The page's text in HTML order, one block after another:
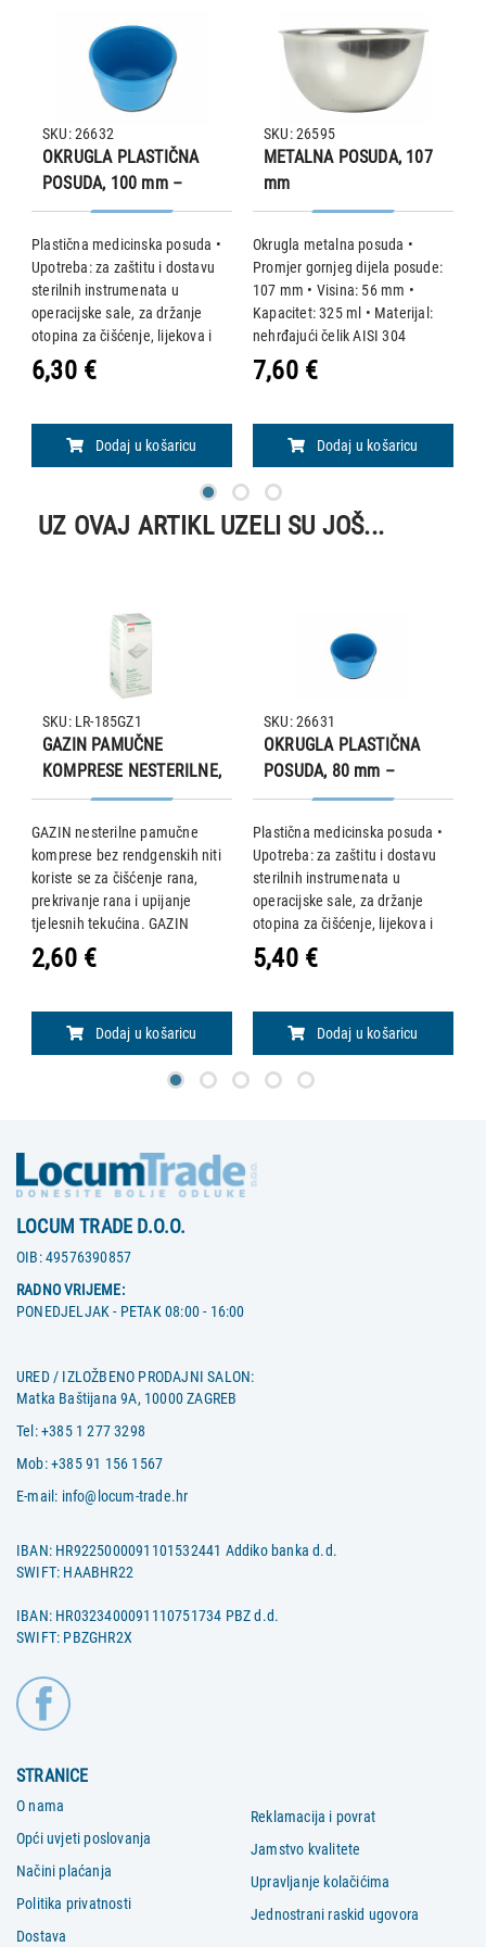
OKRUGLA PLASTIČNA
POSUDA, 100 mm –
GRADUIRANA 300 ml
Plastična medicinska posuda •
Upotreba: za zaštitu i dostavu
sterilnih instrumenata u
operacijske sale, za držanje
otopina za čišćenje, lijekova i
tekućina 4 dobra razloga za
odabir plastičnih medicinskih
posuda o
SKU: 26632
6,30 €
Dodaj u košaricu
METALNA POSUDA, 107
mm
Okrugla metalna posuda •
Promjer gornjeg dijela posude:
107 mm • Visina: 56 mm •
Kapacitet: 325 ml • Materijal:
nehrđajući čelik AISI 304
Mogućnost sterilizacije u
autoklavu na 121 °C.
SKU: 26595
7,60 €
Dodaj u košaricu
UZ OVAJ ARTIKL UZELI SU JOŠ...
GAZIN PAMUČNE
KOMPRESE NESTERILNE,
bez rendgenskih niti
GAZIN nesterilne pamučne
komprese bez rendgenskih niti
koriste se za čišćenje rana,
prekrivanje rana i upijanje
tjelesnih tekućina. GAZIN
nesterilne pomučne komprese
mogu se sterilizirati vodenom
134 °C. Značajke: - m
SKU: LR-185GZ1
2,60 €
Dodaj u košaricu
OKRUGLA PLASTIČNA
POSUDA, 80 mm –
GRADUIRANA 200 ml
Plastična medicinska posuda •
Upotreba: za zaštitu i dostavu
sterilnih instrumenata u
operacijske sale, za držanje
otopina za čišćenje, lijekova i
tekućina. 4 dobra razloga za
odabir plastičnih medicinskih
posuda
SKU: 26631
5,40 €
Dodaj u košaricu
LOCUM TRADE D.O.O.
OIB:49576390857
RADNO VRIJEME:
PONEDJELJAK - PETAK 08:00 - 16:00
URED / IZLOŽBENO PRODAJNI SALON:
Matka Baštijana 9A, 10000 ZAGREB
Tel:+385 1 277 3298
Mob:+385 91 156 1567
E-mail: info@locum-trade.hr
IBAN: HR9225000091101532441 Addiko banka d.d.
SWIFT: HAABHR22
IBAN: HR0323400091110751734 PBZ d.d.
SWIFT: PBZGHR2X
STRANICE
O nama
Opći uvjeti poslovanja
Načini plaćanja
Politika privatnosti
Dostava
Reklamacija i povrat
Jamstvo kvalitete
Upravljanje kolačićima
Jednostrani raskid ugovora